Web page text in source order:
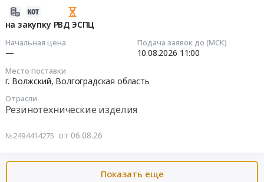
на закупку РВД ЭСПЦ
Начальная цена
—
Подача заявок до (МСК)
10.08.2026 11:00
Место поставки
г. Волжский, Волгоградская область
Отрасли
Резинотехнические изделия
№2494414275 от 06.08.26
Показать еще